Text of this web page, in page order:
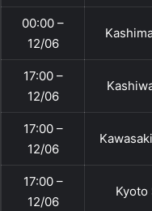
00:00 –
12/06
17:00 –
12/06
17:00 –
12/06
17:00 –
12/06
Kyoto